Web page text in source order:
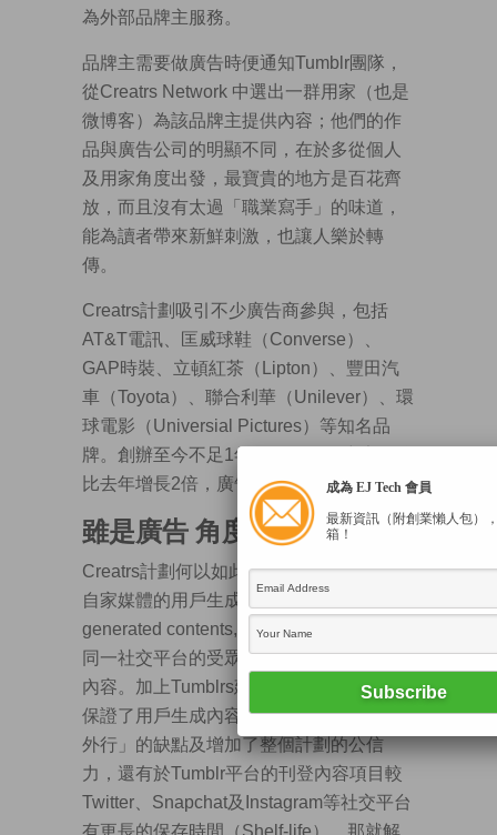
為外部品牌主服務。
品牌主需要做廣告時便通知Tumblr團隊，
從Creatrs Network 中選出一群用家（也是
微博客）為該品牌主提供內容；他們的作
品與廣告公司的明顯不同，在於多從個人
及用家角度出發，最寶貴的地方是百花齊
放，而且沒有太過「職業寫手」的味道，
能為讀者帶來新鮮刺激，也讓人樂於轉
傳。
Creatrs計劃吸引不少廣告商參與，包括
AT&T電訊、匡威球鞋（Converse）、
GAP時裝、立頓紅茶（Lipton）、豐田汽
車（Toyota）、聯合利華（Unilever）、環
球電影（Universial Pictures）等知名品
牌。創辦至今不足1年，Tumblr的廣告收益
比去年增長2倍，廣告量亦增長3倍！
雖是廣告 角度卻不同
Creatrs計劃何以如此成功？Tumblr善用了
自家媒體的用戶生成內容（User-
generated contents, UGC），特選用戶為
同一社交平台的受眾製作最能引發共鳴的
內容。加上Tumblrs建立了用戶篩選機制，
保證了用戶生成內容的質素，避免「過於
外行」的缺點及增加了整個計劃的公信
力，還有於Tumblr平台的刊登內容項目較
Twitter、Snapchat及Instagram等社交平台
成為 EJ Tech 會員
最新資訊（附創業懶人包）
箱！